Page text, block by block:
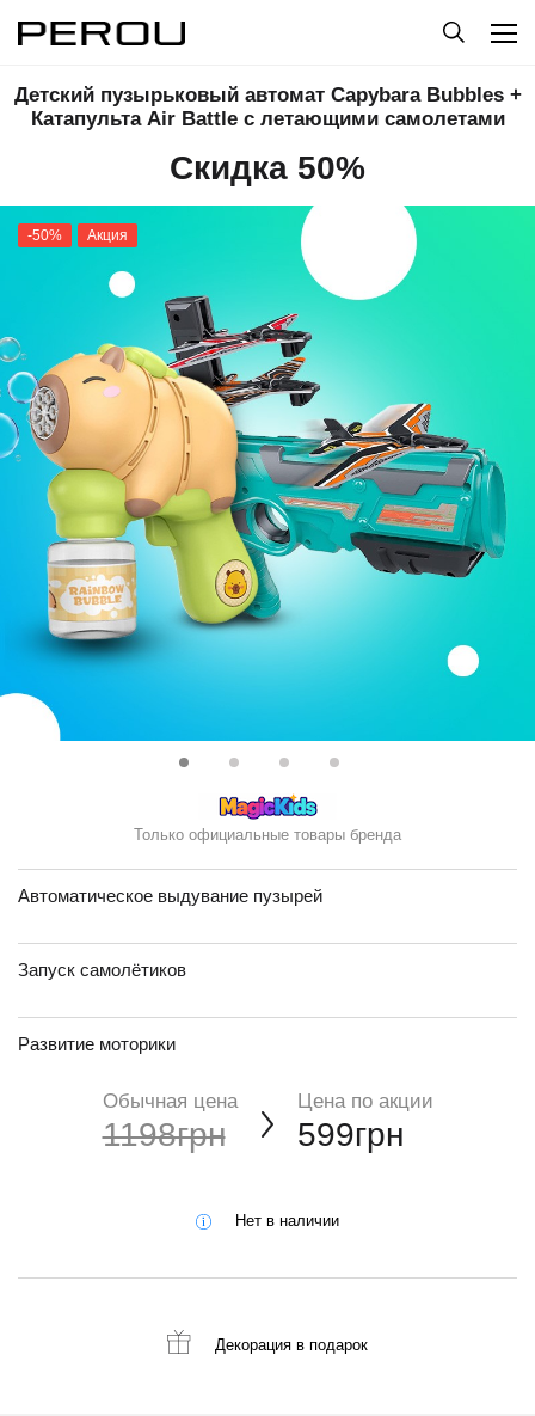
Детский пузырьковый автомат Capybara Bubbles +
Катапульта Air Battle с летающими самолетами
Скидка 50%
-50% Акция
Только официальные товары бренда
Автоматическое выдувание пузырей
Запуск самолётиков
Развитие моторики
Обычная цена
1198грн
Цена по акции
599грн
Нет в наличии
Декорация в подарок